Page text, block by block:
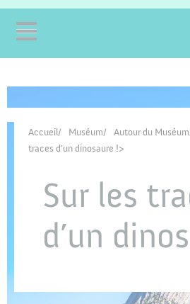
Accueil Muséum Autour du Muséum
traces d’un dinosaure !
Sur les
d’un